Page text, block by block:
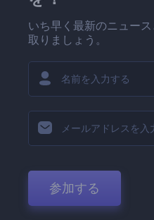
いち早く最新のニュー
取りましょう。
参加する